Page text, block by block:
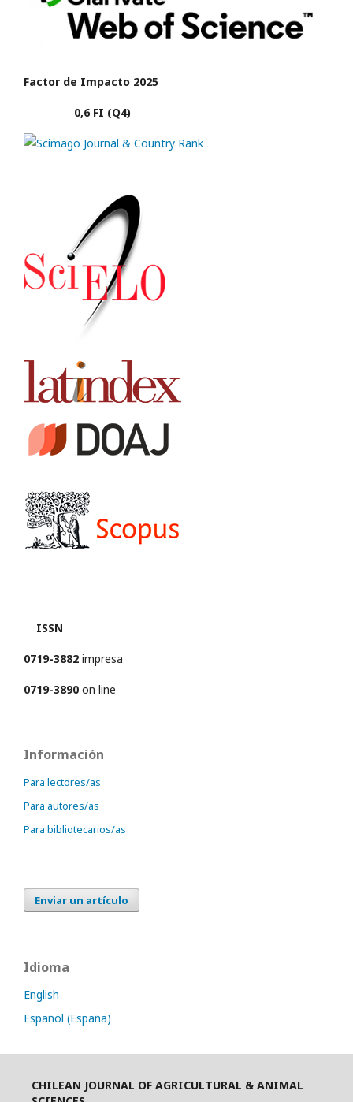
Factor de Impacto 2025
0,6 FI (Q4)
ISSN
0719-3882 impresa
0719-3890 on line
Información
Para lectores/as
Para autores/as
Para bibliotecarios/as
Enviar un artículo
Idioma
English
Español (España)
CHILEAN JOURNAL OF AGRICULTURAL & ANIMAL